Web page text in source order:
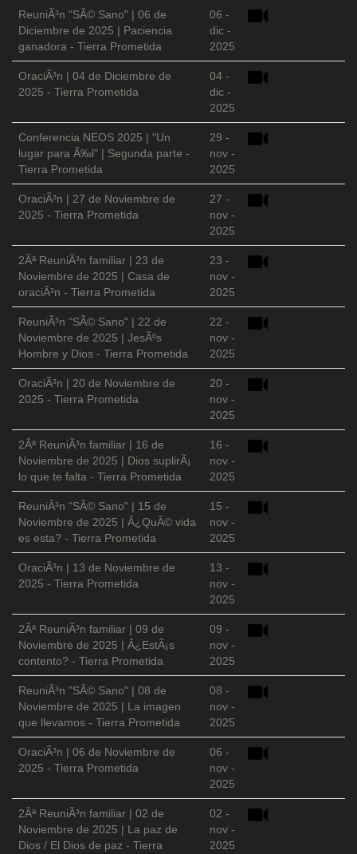
ReuniÃ³n "SÃ© Sano" | 06 de
Diciembre de 2025 | Paciencia
ganadora - Tierra Prometida
06 -
dic -
2025
OraciÃ³n | 04 de Diciembre de
2025 - Tierra Prometida
04 -
dic -
2025
Conferencia NEOS 2025 | "Un
lugar para Ã‰l" | Segunda parte -
Tierra Prometida
29 -
nov -
2025
OraciÃ³n | 27 de Noviembre de
2025 - Tierra Prometida
27 -
nov -
2025
2Âª ReuniÃ³n familiar | 23 de
Noviembre de 2025 | Casa de
oraciÃ³n - Tierra Prometida
23 -
nov -
2025
ReuniÃ³n "SÃ© Sano" | 22 de
Noviembre de 2025 | JesÃºs
Hombre y Dios - Tierra Prometida
22 -
nov -
2025
OraciÃ³n | 20 de Noviembre de
2025 - Tierra Prometida
20 -
nov -
2025
2Âª ReuniÃ³n familiar | 16 de
Noviembre de 2025 | Dios suplirÃ¡
lo que te falta - Tierra Prometida
16 -
nov -
2025
ReuniÃ³n "SÃ© Sano" | 15 de
Noviembre de 2025 | Â¿QuÃ© vida
es esta? - Tierra Prometida
15 -
nov -
2025
OraciÃ³n | 13 de Noviembre de
2025 - Tierra Prometida
13 -
nov -
2025
2Âª ReuniÃ³n familiar | 09 de
Noviembre de 2025 | Â¿EstÃ¡s
contento? - Tierra Prometida
09 -
nov -
2025
ReuniÃ³n "SÃ© Sano" | 08 de
Noviembre de 2025 | La imagen
que llevamos - Tierra Prometida
08 -
nov -
2025
OraciÃ³n | 06 de Noviembre de
2025 - Tierra Prometida
06 -
nov -
2025
2Âª ReuniÃ³n familiar | 02 de
Noviembre de 2025 | La paz de
Dios / El Dios de paz - Tierra
02 -
nov -
2025